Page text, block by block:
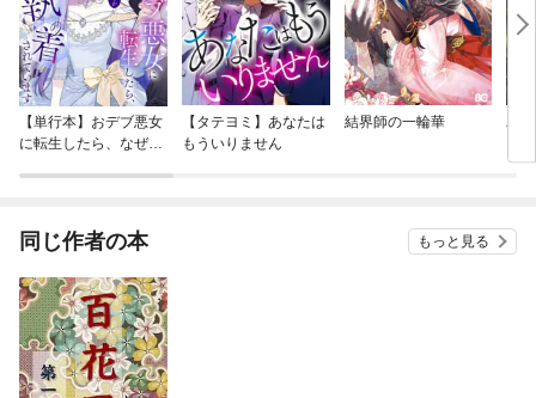
【単行本】おデブ悪女
に転生したら、なぜか
【タテヨミ】あなたは
もういりません
結界師の一輪華
バ
今
同じ作者の本 もっと見る